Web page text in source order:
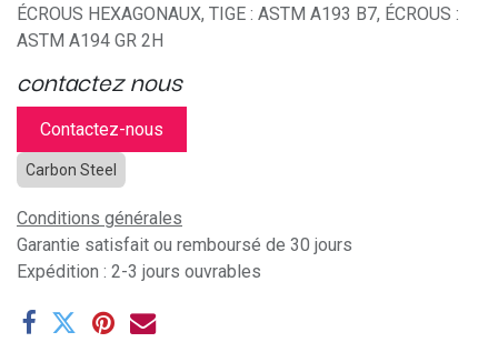
ÉCROUS HEXAGONAUX, TIGE : ASTM A193 B7, ÉCROUS :
ASTM A194 GR 2H
contactez nous
Contactez-nous
Carbon Steel
Conditions générales
Garantie satisfait ou remboursé de 30 jours
Expédition : 2-3 jours ouvrables